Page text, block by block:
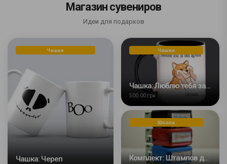
Магазин сувениров
Идеи для подарков
Чашки
Чашка: Череп
Чашки
Чашка: Люблю тебя за твои щечки
500.00 грн
Школа
Комплект: Штампов для учителя